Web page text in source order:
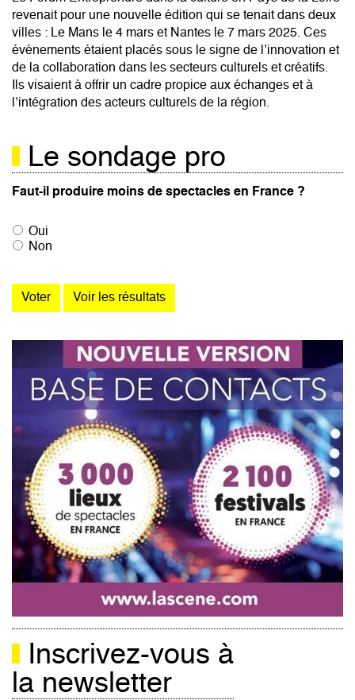
revenait pour une nouvelle édition qui se tenait dans deux
villes : Le Mans le 4 mars et Nantes le 7 mars 2025. Ces
événements étaient placés sous le signe de l’innovation et
de la collaboration dans les secteurs culturels et créatifs.
Ils visaient à offrir un cadre propice aux échanges et à
l’intégration des acteurs culturels de la région.
Le sondage pro
Faut-il produire moins de spectacles en France ?
Oui
Non
Inscrivez-vous à
la newsletter